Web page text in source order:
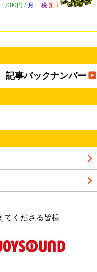
1,000円 / 月 税 別 )
記事バックナンバー
てくださる皆様